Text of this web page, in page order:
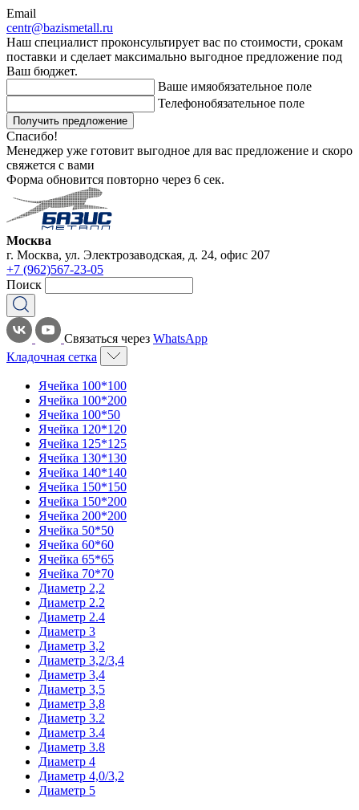
Email
centr@bazismetall.ru
Наш специалист проконсультирует вас по стоимости, срокам
поставки и сделает максимально выгодное предложение под
Ваш бюджет.
Ваше имяобязательное поле
Телефонобязательное поле
Получить предложение
Спасибо!
Менеджер уже готовит выгодное для вас предложение и скоро
свяжется с вами
Форма обновится повторно через 6 сек.
Москва
г. Москва, ул. Электрозаводская, д. 24, офис 207
+7 (962)567-23-05
Поиск
Связаться через WhatsApp
Кладочная сетка
Ячейка 100*100
Ячейка 100*200
Ячейка 100*50
Ячейка 120*120
Ячейка 125*125
Ячейка 130*130
Ячейка 140*140
Ячейка 150*150
Ячейка 150*200
Ячейка 200*200
Ячейка 50*50
Ячейка 60*60
Ячейка 65*65
Ячейка 70*70
Диаметр 2,2
Диаметр 2.2
Диаметр 2.4
Диаметр 3
Диаметр 3,2
Диаметр 3,2/3,4
Диаметр 3,4
Диаметр 3,5
Диаметр 3,8
Диаметр 3.2
Диаметр 3.4
Диаметр 3.8
Диаметр 4
Диаметр 4,0/3,2
Диаметр 5